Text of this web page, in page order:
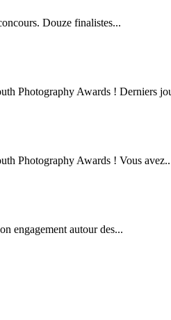
Douze finalistes...
Photography Awards ! Derniers
Photography Awards ! Vous
engagement autour des...